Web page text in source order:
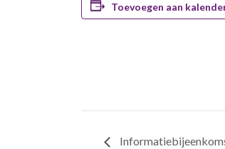
Toevoegen aan